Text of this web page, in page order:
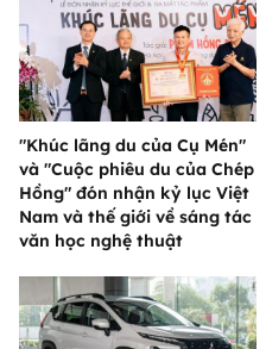
"Khúc lãng du của Cụ Mén"
và "Cuộc phiêu du của Chép
Hồng" đón nhận kỷ lục Việt
Nam và thế giới về sáng tác
văn học nghệ thuật